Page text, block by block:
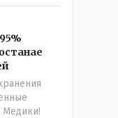
то время и
и
Медики!